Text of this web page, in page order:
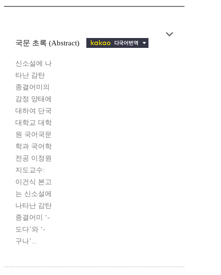
국문 초록 (Abstract)
신소설에 나
타난 감탄
종결어미의
감정 양태에
대하여 단국
대학교 대학
원 국어국문
학과 국어학
전공 이정원
지도교수:
이건식 본고
는 신소설에
나타난 감탄
종결어미 ‘-
도다’와 ‘-
구나’...